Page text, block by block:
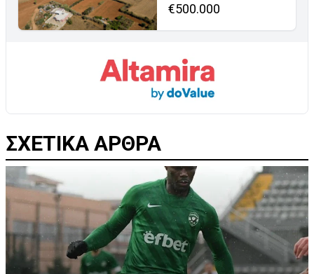
€500.000
ΣΧΕΤΙΚΑ ΑΡΘΡΑ